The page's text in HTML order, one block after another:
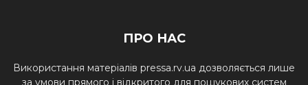
ПРО НАС
Використання матеріалів pressa.rv.ua дозволяється лише
за умови прямого і відкритого для пошукових систем